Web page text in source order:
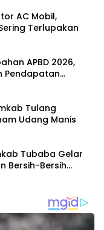
AC Mobil,
Terlupakan
APBD 2026,
Pendapatan
Tulang
Udang Manis
Tubaba Gelar
Bersih-Bersih